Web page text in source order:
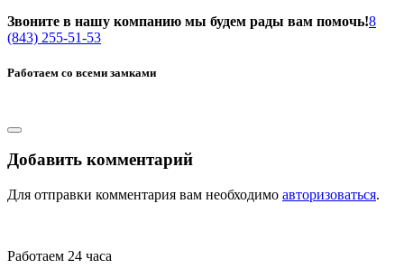
Звоните в нашу компанию мы будем рады вам помочь!8
(843) 255-51-53
Работаем со всеми замками
Добавить комментарий
Для отправки комментария вам необходимо авторизоваться.
Работаем 24 часа